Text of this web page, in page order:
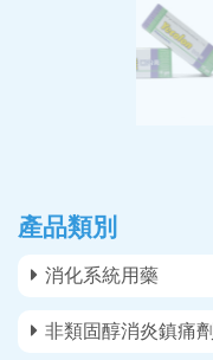
產品類別
消化系統用藥
非類固醇消炎鎮痛劑